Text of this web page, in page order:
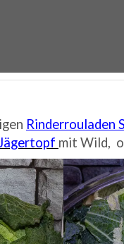
Rinderrouladen
mit Wild,